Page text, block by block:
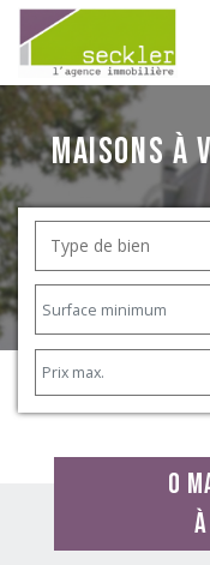
Maisons à
Type de bien
0